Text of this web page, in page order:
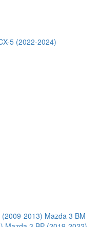
5 (2022-2024)
2013) Mazda 3 BM